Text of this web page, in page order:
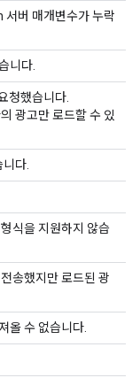
버 매개변수가 누락
니다.
청했습니다.
광고만 로드할 수 있
다.
식을 지원하지 않습
송했지만 로드된 광
올 수 없습니다.